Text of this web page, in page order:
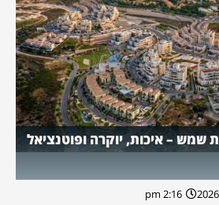
שמש – איכות, יוקרה ופוטנציאל
2:16 pm